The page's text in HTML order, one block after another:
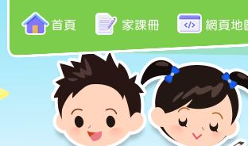
首頁 家課冊 網頁地